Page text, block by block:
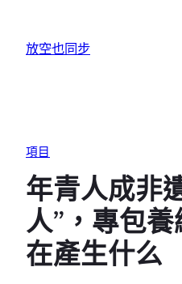
放空也同步
項目
年青人成非
人”，專包
在產生什么